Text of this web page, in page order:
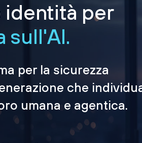
identità per
sull'AI.
per la sicurezza
che
umana e agentica.